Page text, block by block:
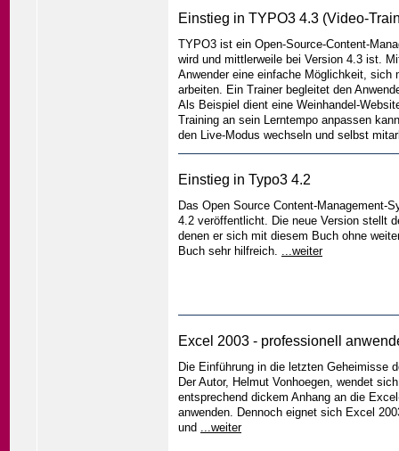
Einstieg in TYPO3 4.3 (Video-
TYPO3 ist ein Open-Source-Content-
wird und mittlerweile bei Version 4.3 ist.
Anwender eine einfache Möglichkeit,
arbeiten. Ein Trainer begleitet den
Als Beispiel dient eine Weinhandel-
Training an sein Lerntempo anpassen
den Live-Modus wechseln und selbst
Einstieg in Typo3 4.2
Das Open Source Content-Management-
4.2 veröffentlicht. Die neue Version stellt
denen er sich mit diesem Buch ohne
Buch sehr hilfreich. ...weiter
Excel 2003 - professionell
Die Einführung in die letzten Geheimisse
Der Autor, Helmut Vonhoegen, wendet
entsprechend dickem Anhang an die
anwenden. Dennoch eignet sich Excel
und ...weiter